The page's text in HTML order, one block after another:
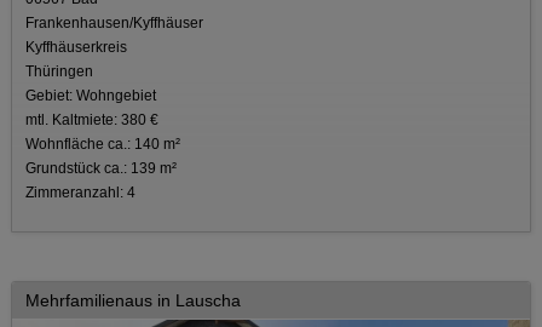
Frankenhausen/Kyffhäuser
Kyffhäuserkreis
Thüringen
Gebiet: Wohngebiet
mtl. Kaltmiete: 380 €
Wohnfläche ca.: 140 m²
Grundstück ca.: 139 m²
Zimmeranzahl: 4
Mehrfamilienaus in Lauscha